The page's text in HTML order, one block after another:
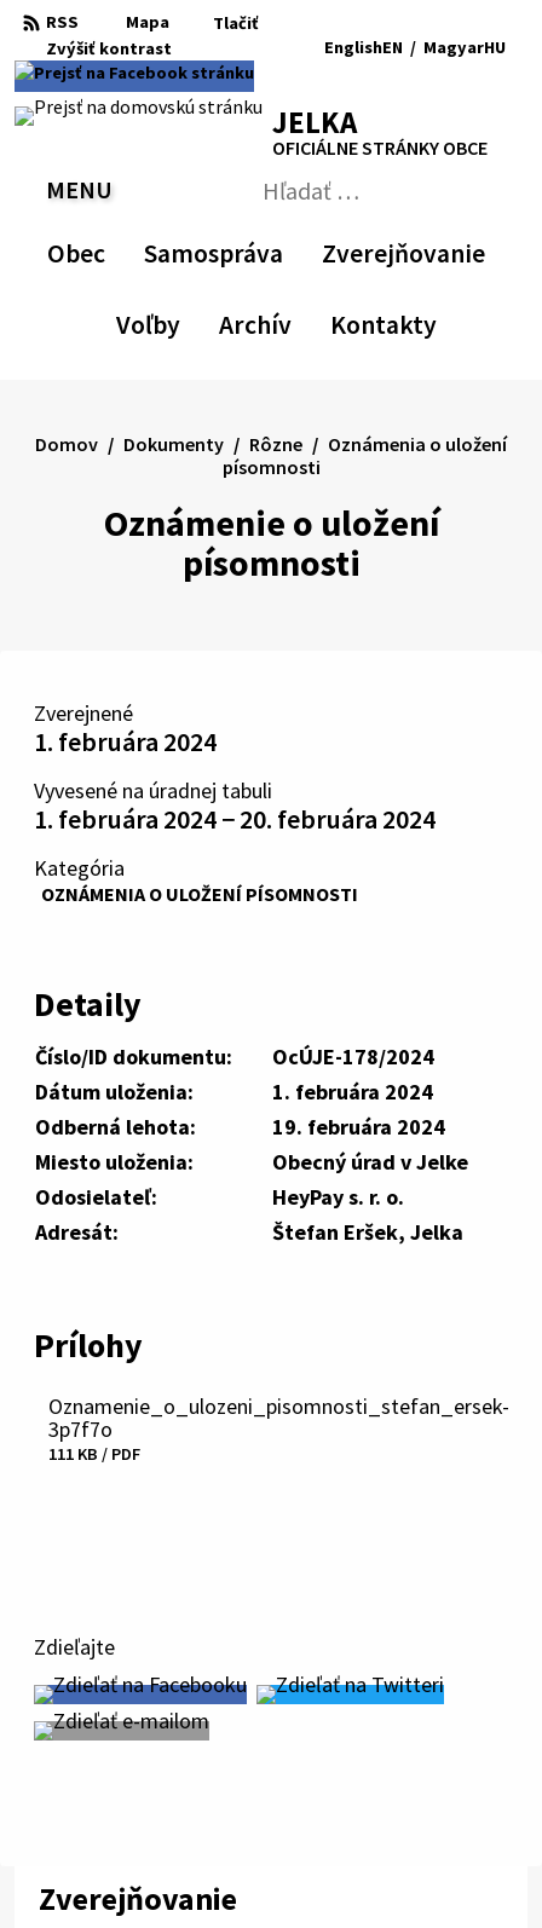
Preskočiť
obsah
RSS
RSS
Mapa
Mapa
Tlačiť
Zvýšiť kontrast
Zvýšiť
kontrast
Zmenšiť
veľkosť
Nastaviť
pôvodnú
veľkosť
písma
veľkosť
písma
EnglishEN
English
/ MagyarHU
Magyar
JELKA
OFICIÁLNE STRÁNKY OBCE
PREPNÚŤ
MENU
Obec Samospráva Zverejňovanie
Voľby Archív Kontakty
Hľadať:
formulár
Oznámenie o uložení
písomnosti
Domov Dokumenty Rôzne
Oznámenia o uložení
písomnosti
Zverejnené
1. februára 2024
Vyvesené na úradnej tabuli
1. februára 2024 − 20. februára 2024
Kategória
OZNÁMENIA O ULOŽENÍ PÍSOMNOSTI
Detaily
Číslo/ID dokumentu:
OcÚJE-178/2024
Dátum uloženia:
1. februára 2024
Odberná lehota:
19. februára 2024
Miesto uloženia:
Obecný úrad v Jelke
Odosielateľ:
HeyPay s. r. o.
Adresát:
Štefan Eršek, Jelka
Prílohy
Oznamenie_o_ulozeni_pisomnosti_stefan_ersek-
3p7f7o
111 KB / PDF
Zdieľajte
Zverejňovanie